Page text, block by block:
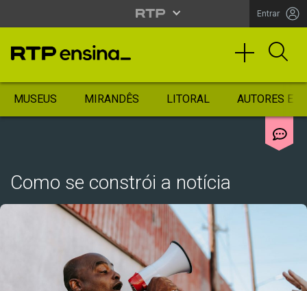
Entrar
MUSEUS MIRANDÊS LITORAL AUTORES
Como se constrói a notícia